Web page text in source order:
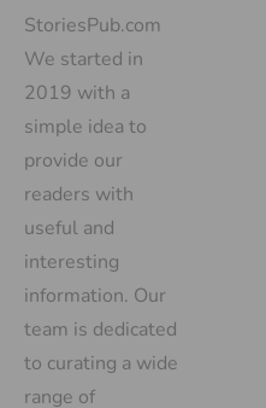
StoriesPub.com
We started in
2019 with a
simple idea to
provide our
readers with
useful and
interesting
information. Our
team is dedicated
to curating a wide
range of